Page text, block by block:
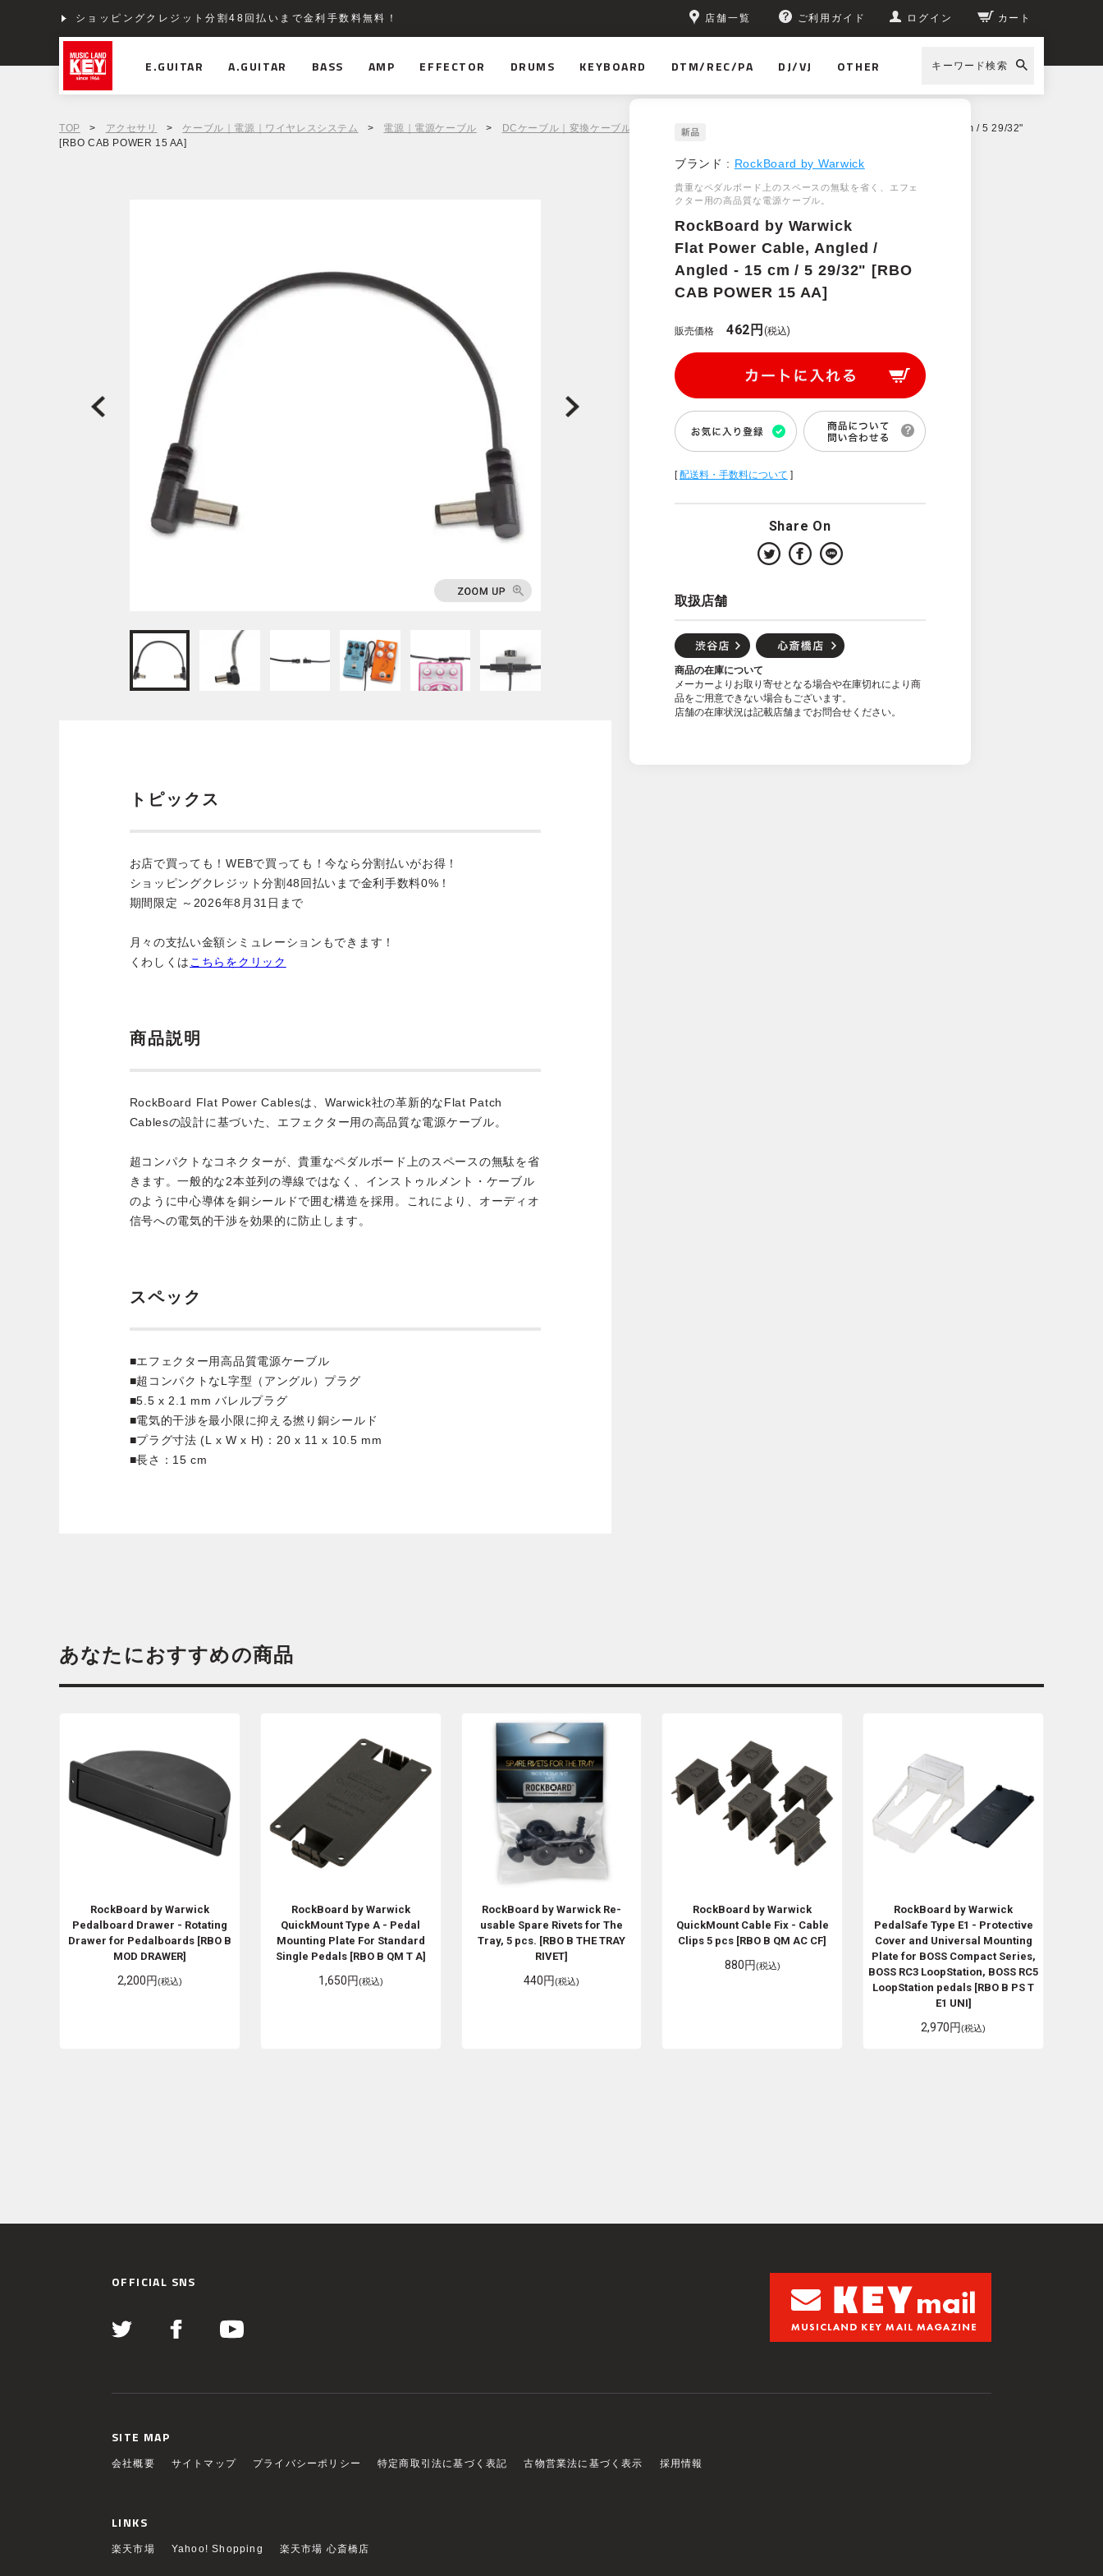
ショッピングクレジット分割48回払いまで金利手数料無料！ 店舗一覧 ご利用ガイド ログイン カート
E.GUITAR A.GUITAR BASS AMP EFFECTOR DRUMS KEYBOARD DTM/REC/PA DJ/VJ OTHER キーワード検索
TOP > アクセサリ > ケーブル｜電源｜ワイヤレスシステム > 電源｜電源ケーブル > DCケーブル｜変換ケーブル
> RockBoard by Warwick Flat Power Cable, Angled / Angled - 15 cm / 5 29/32"
[RBO CAB POWER 15 AA]
ブランド : RockBoard by Warwick
貴重なペダルボード上のスペースの無駄を省く、エフェ
クター用の高品質な電源ケーブル。
RockBoard by Warwick
Flat Power Cable, Angled /
Angled - 15 cm / 5 29/32" [RBO
CAB POWER 15 AA]
販売価格 462円(税込)
[配送料・手数料について ]
Share On
取扱店舗
商品の在庫について
メーカーよりお取り寄せとなる場合や在庫切れにより商
品をご用意できない場合もございます。
店舗の在庫状況は記載店舗までお問合せください。
トピックス
お店で買っても！WEBで買っても！今なら分割払いがお得！
ショッピングクレジット分割48回払いまで金利手数料0%！
期間限定 ～2026年8月31日まで
月々の支払い金額シミュレーションもできます！
くわしくは こちらをクリック
商品説明
RockBoard Flat Power Cablesは、Warwick社の革新的なFlat Patch
Cablesの設計に基づいた、エフェクター用の高品質な電源ケーブル。
超コンパクトなコネクターが、貴重なペダルボード上のスペースの無駄を省
きます。一般的な2本並列の導線ではなく、インストゥルメント・ケーブル
のように中心導体を銅シールドで囲む構造を採用。これにより、オーディオ
信号への電気的干渉を効果的に防止します。
スペック
■エフェクター用高品質電源ケーブル
■超コンパクトなL字型（アングル）プラグ
■5.5 x 2.1 mm バレルプラグ
■電気的干渉を最小限に抑える撚り銅シールド
■プラグ寸法 (L x W x H)：20 x 11 x 10.5 mm
■長さ：15 cm
あなたにおすすめの商品
RockBoard by Warwick
Pedalboard Drawer - Rotating
Drawer for Pedalboards [RBO B
MOD DRAWER]
2,200円(税込)
RockBoard by Warwick
QuickMount Type A - Pedal
Mounting Plate For Standard
Single Pedals [RBO B QM T A]
1,650円(税込)
RockBoard by Warwick Re-
usable Spare Rivets for The
Tray, 5 pcs. [RBO B THE TRAY
RIVET]
440円(税込)
RockBoard by Warwick
QuickMount Cable Fix - Cable
Clips 5 pcs [RBO B QM AC CF]
880円(税込)
RockBoard by Warwick
PedalSafe Type E1 - Protective
Cover and Universal Mounting
Plate for BOSS Compact Series,
BOSS RC3 LoopStation, BOSS RC5
LoopStation pedals [RBO B PS T
E1 UNI]
2,970円(税込)
OFFICIAL SNS
SITE MAP
会社概要 サイトマップ プライバシーポリシー 特定商取引法に基づく表記 古物営業法に基づく表示 採用情報
LINKS
楽天市場 Yahoo! Shopping 楽天市場 心斎橋店